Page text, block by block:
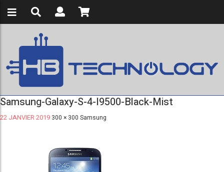
Samsung-Galaxy-S-4-I9500-Black-Mist
22 JANVIER 2019 300 × 300 Samsung